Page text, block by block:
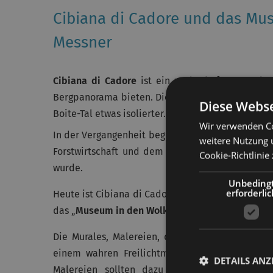
Cibiana di Cadore und das
Messner
Cibiana di Cadore ist ein zauberhaftes
Bergpanorama bieten. Dieser Ort in der
Boite-Tal etwas isolierter.
In der Vergangenheit begründeten sich die
Forstwirtschaft und dem Abbau von Eisenerz,
wurde.
Heute ist Cibiana di Cadore ein beliebtes
das „ Museum in den Wolken Murales ,
Die Murales, Malereien, die auf die Fassaden
einem wahren Freilichtmuseum gemacht. Die
Malereien sollten dazu beitragen, das
Diese
Wir verwenden
weitere Nutzung
Cookie-Richtlinie
DETAILS